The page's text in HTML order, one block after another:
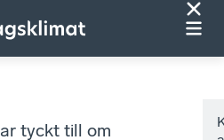
tyckt till om